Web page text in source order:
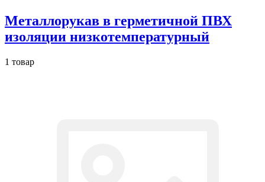
Металлорукав в герметичной ПВХ
изоляции низкотемпературный
1 товар